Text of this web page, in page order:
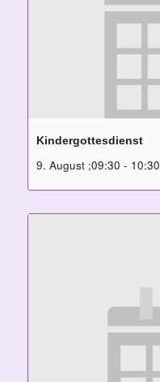
Kindergottesdienst
9. August ;09:30 - 10:30